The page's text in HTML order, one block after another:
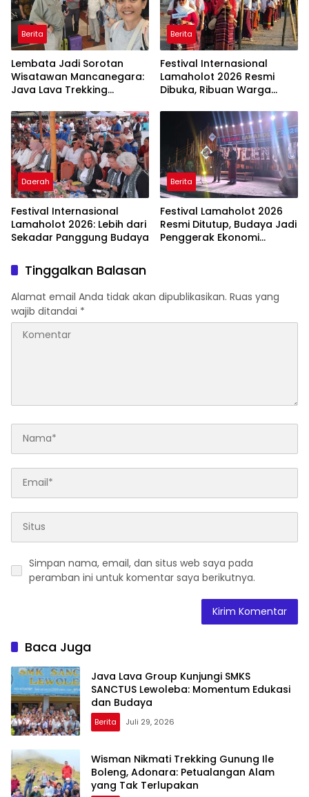
Berita
Lembata Jadi Sorotan
Wisatawan Mancanegara:
Java Lava Trekking
Berita
Festival Internasional
Lamaholot 2026 Resmi
Dibuka, Ribuan Warga
Daerah
Festival Internasional
Lamaholot 2026: Lebih dari
Sekadar Panggung Budaya
Berita
Festival Lamaholot 2026
Resmi Ditutup, Budaya Jadi
Penggerak Ekonomi
Tinggalkan Balasan
Alamat email Anda tidak akan dipublikasikan. Ruas yang
wajib ditandai *
Simpan nama, email, dan situs web saya pada
peramban ini untuk komentar saya berikutnya.
Baca Juga
Java Lava Group Kunjungi SMKS
SANCTUS Lewoleba: Momentum Edukasi
dan Budaya
Berita Juli 29, 2026
Wisman Nikmati Trekking Gunung Ile
Boleng, Adonara: Petualangan Alam
yang Tak Terlupakan